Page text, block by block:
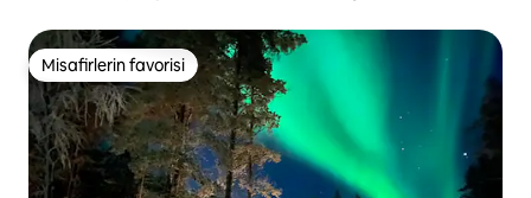
Misafirlerin favorisi
Misafirlerin favorisi